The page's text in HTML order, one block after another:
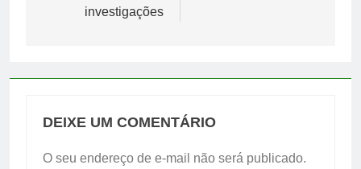
investigações
DEIXE UM COMENTÁRIO
O seu endereço de e-mail não será publicado.